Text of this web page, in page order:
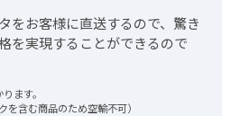
をお客様に直送するので、驚き
を実現することができるので
ます。
を含む商品のため空輸不可）